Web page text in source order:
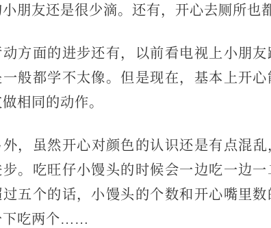
朋友还是很少滴。还有，开心去厕所也
方面的进步还有，以前看电视上小朋
般都学不太像。但是现在，基本上开
相同的动作。
，虽然开心对颜色的认识还是有点混
。吃旺仔小馒头的时候会一边吃一边
五个的话，小馒头的个数和开心嘴里
下吃两个……